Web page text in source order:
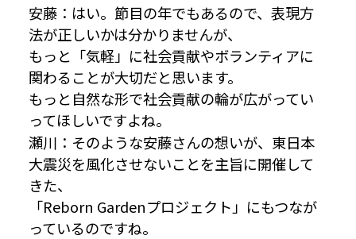
安藤：はい。節目の年でもあるので、表現方
法が正しいかは分かりませんが、
もっと「気軽」に社会貢献やボランティアに
関わることが大切だと思います。
もっと自然な形で社会貢献の輪が広がってい
ってほしいですよね。
瀬川：そのような安藤さんの想いが、東日本
大震災を風化させないことを主旨に開催して
きた、
「Reborn Gardenプロジェクト」にもつなが
っているのですね。